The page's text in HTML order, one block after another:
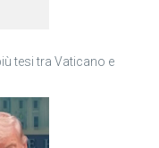
tesi tra Vaticano e